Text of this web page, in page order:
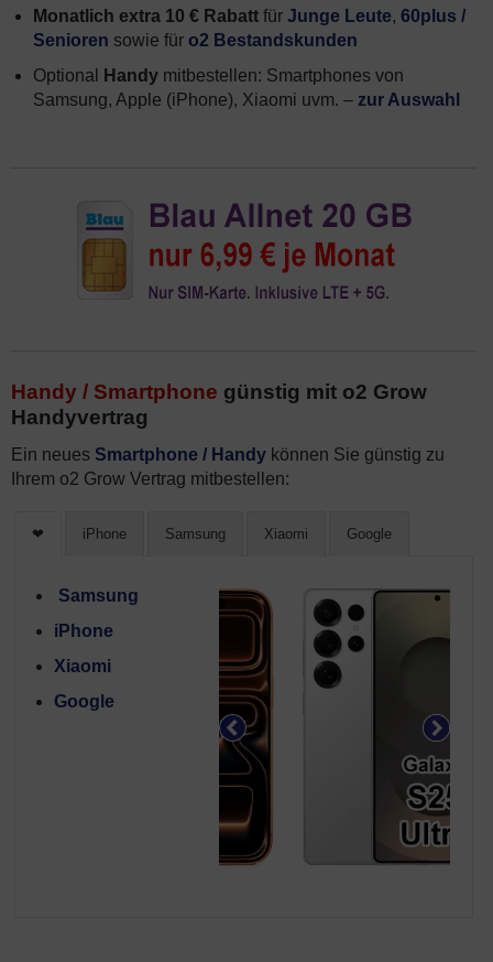
Monatlich extra 10 € Rabatt für Junge Leute, 60plus /
Senioren sowie für o2 Bestandskunden
Optional
Handy mitbestellen: Smartphones von
Samsung, Apple (iPhone), Xiaomi uvm. – zur Auswahl
Handy / Smartphone günstig mit o2 Grow
Handyvertrag
Ein neues Smartphone / Handy können Sie günstig zu
Ihrem o2 Grow Vertrag mitbestellen:
❤ iPhone Samsung Xiaomi Google
Samsung
iPhone
Xiaomi
Google